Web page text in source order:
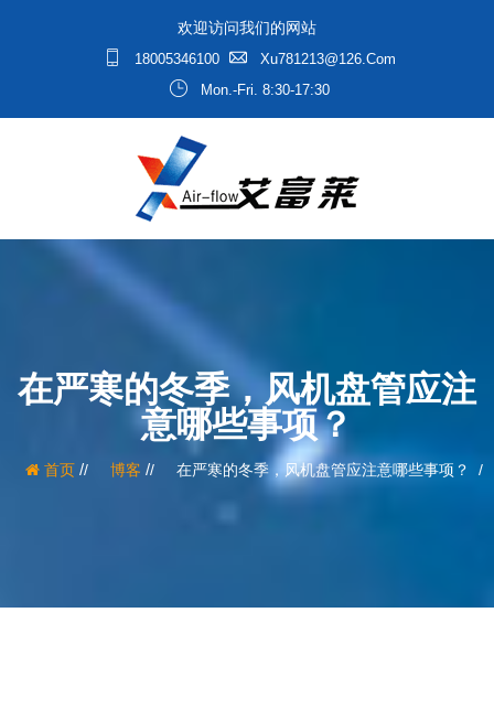
欢迎访问我们的网站
18005346100
Xu781213@126.com
Mon.-Fri. 8:30-17:30
在严寒的冬季，风机盘管应注
意哪些事项？
首页/ 博客 / 在严寒的冬季，风机盘管应注意哪些事项？